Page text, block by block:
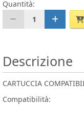
Quantità:
1
Descrizione
CARTUCCIA
Compatibilità: